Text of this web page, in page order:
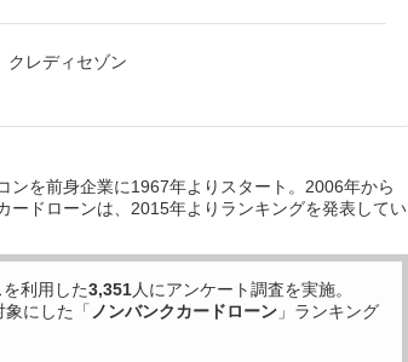
クレディセゾン
ンを前身企業に1967年よりスタート。2006年から
ードローンは、2015年よりランキングを発表してい
利用した3,351人にアンケート調査を実施。
象にした「 ノンバンクカードローン 」ランキング